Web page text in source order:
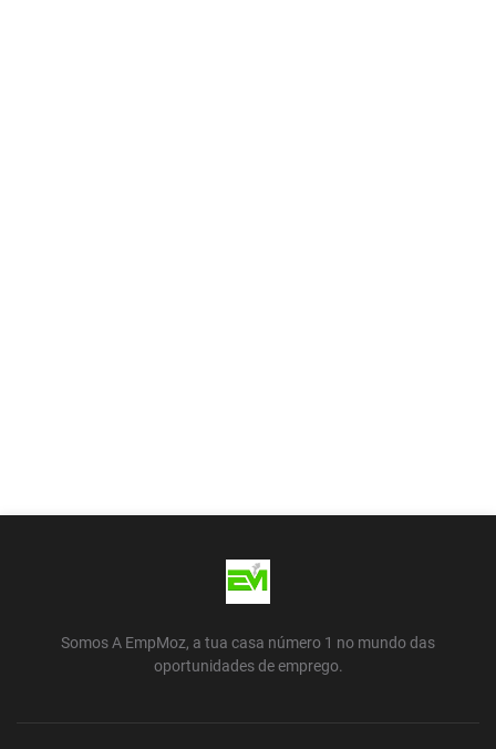
Somos A EmpMoz, a tua casa número 1 no mundo das
oportunidades de emprego.